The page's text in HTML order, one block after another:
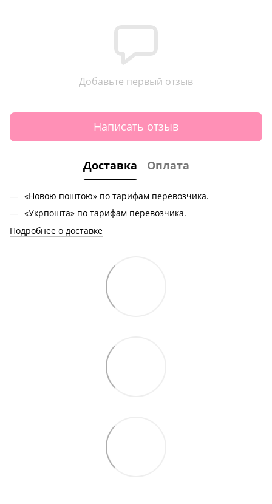
Добавьте первый отзыв
Написать отзыв
Доставка Оплата
«Новою поштою» по тарифам перевозчика.
«Укрпошта» по тарифам перевозчика.
Подробнее о доставке